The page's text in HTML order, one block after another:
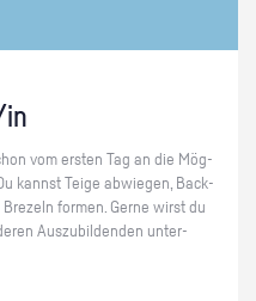
in
vom ers­ten Tag an die Mög­
kannst Teige ab­wie­gen, Back­
for­men. Gerne wirst du
Aus­zu­bil­den­den un­ter­